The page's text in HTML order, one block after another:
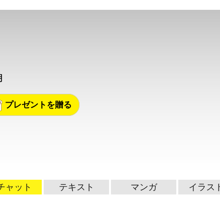
プレゼントを贈る
ャット テキスト マンガ イラス